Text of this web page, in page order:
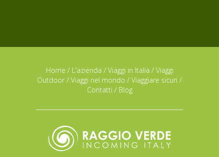
Home / L'azienda / Viaggi in Italia / Viaggi
Outdoor / Viaggi nel mondo / Viaggiare sicuri /
Contatti / Blog